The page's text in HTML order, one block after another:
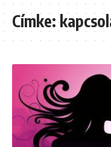
Címke: